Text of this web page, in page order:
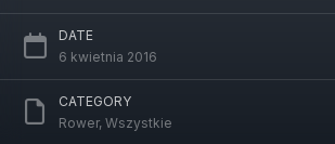
DATE
6 kwietnia 2016
CATEGORY
Rower, Wszystkie